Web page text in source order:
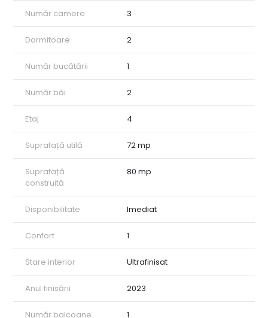
Număr camere 3
Dormitoare 2
Număr bucătării 1
Număr băi 2
Etaj 4
Suprafață utilă 72 mp
Suprafață
construită
80 mp
Disponibilitate Imediat
Confort 1
Stare interior Ultrafinisat
Anul finisării 2023
Număr balcoane 1